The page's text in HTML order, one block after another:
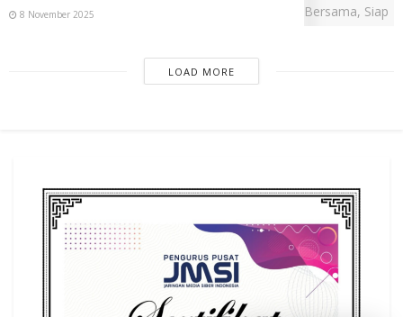
8 November 2025
LOAD MORE